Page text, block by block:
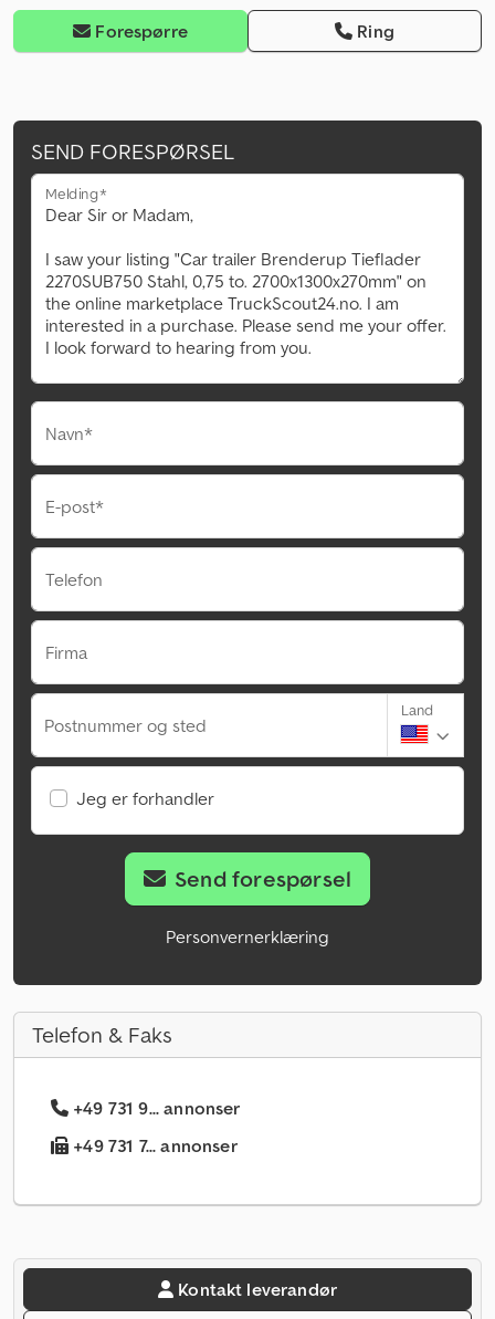
Forespørre Ring
SEND FORESPØRSEL
Melding*
Navn*
E-post*
Telefon
Firma
Postnummer og sted
Land
Jeg er forhandler
Send forespørsel
Personvernerklæring
Telefon & Faks
+49 731 9... annonser
+49 731 7... annonser
Kontakt leverandør